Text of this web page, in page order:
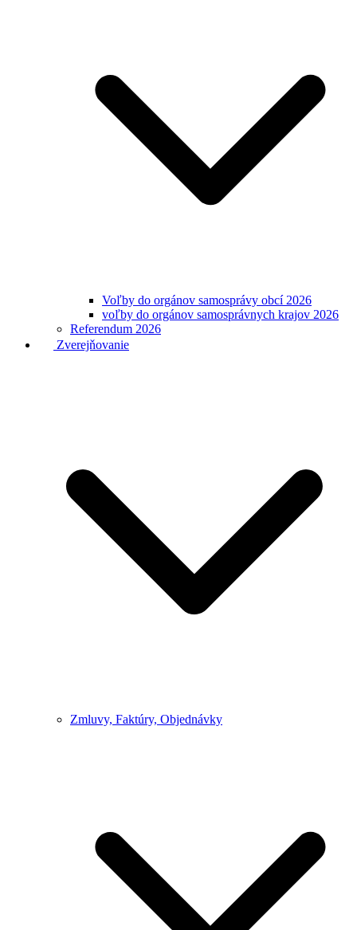
Voľby do orgánov samosprávy obcí 2026
voľby do orgánov samosprávnych krajov 2026
Referendum 2026
Zverejňovanie
Zmluvy, Faktúry, Objednávky